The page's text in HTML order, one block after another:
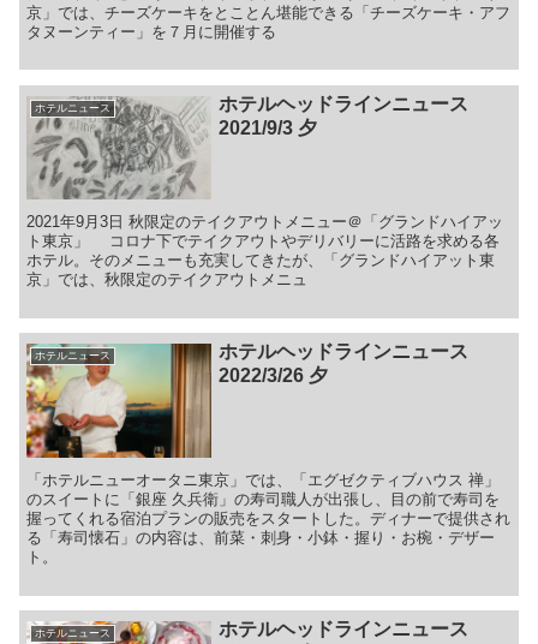
京」では、チーズケーキをとことん堪能できる「チーズケーキ・アフ
タヌーンティー」を７月に開催する
ホテルニュース
ホテルヘッドラインニュース
2021/9/3 夕
2021年9月3日 秋限定のテイクアウトメニュー＠「グランドハイアッ
ト東京」 コロナ下でテイクアウトやデリバリーに活路を求める各
ホテル。そのメニューも充実してきたが、「グランドハイアット東
京」では、秋限定のテイクアウトメニュ
ホテルニュース
ホテルヘッドラインニュース
2022/3/26 夕
「ホテルニューオータニ東京」では、「エグゼクティブハウス 禅」
のスイートに「銀座 久兵衛」の寿司職人が出張し、目の前で寿司を
握ってくれる宿泊プランの販売をスタートした。ディナーで提供され
る「寿司懐石」の内容は、前菜・刺身・小鉢・握り・お椀・デザー
ト。
ホテルニュース
ホテルヘッドラインニュース